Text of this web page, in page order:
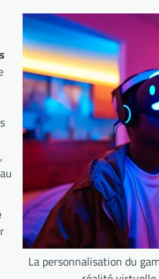
La personnalisation du